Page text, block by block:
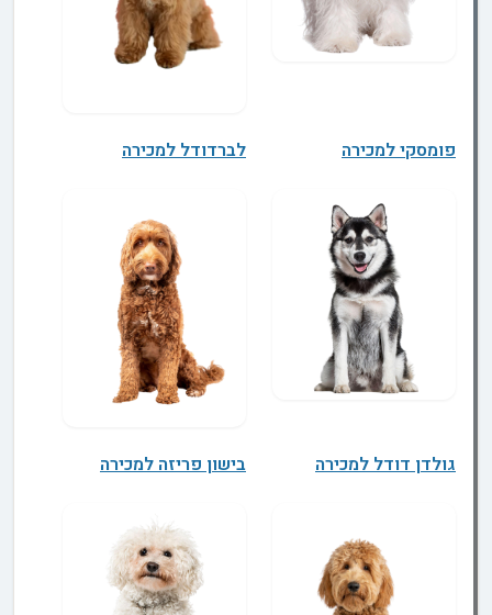
פומסקי למכירה לברדודל למכירה
גולדן דודל למכירה בישון פריזה למכירה